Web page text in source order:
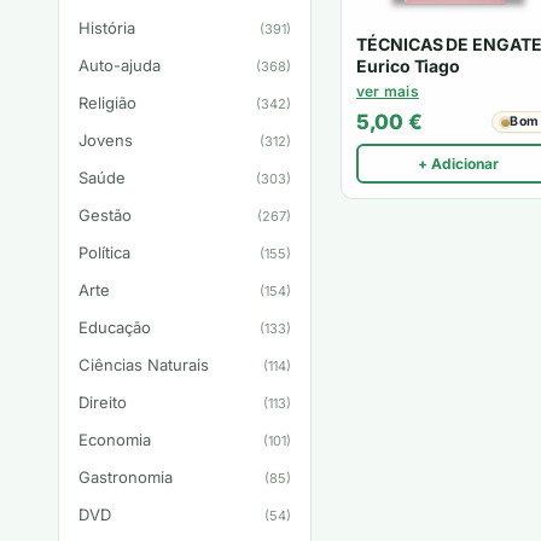
História (391)
Auto-ajuda (368)
Religião (342)
Jovens (312)
Saúde (303)
Gestão (267)
Política (155)
Arte (154)
Educação (133)
Ciências Naturais (114)
Direito (113)
Economia (101)
Gastronomia (85)
DVD (54)
TÉCNICAS DE
Eurico Tiago
ver mais
5,00 € Bom
+ Adicionar